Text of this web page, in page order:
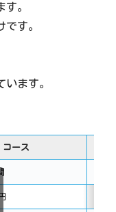
。
す。
ます。
コース